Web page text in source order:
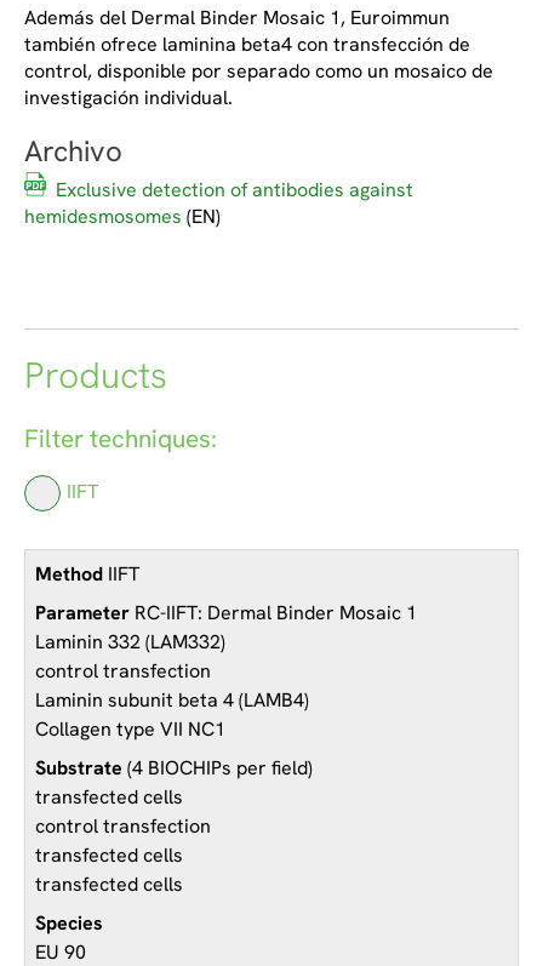
Además del Dermal Binder Mosaic 1, Euroimmun
también ofrece laminina beta4 con transfección de
control, disponible por separado como un mosaico de
investigación individual.
Archivo
Exclusive detection of antibodies against
hemidesmosomes (EN)
Products
Filter techniques:
IIFT
IIFT
RC-IIFT: Dermal Binder Mosaic 1
Laminin 332 (LAM332)
control transfection
Laminin subunit beta 4 (LAMB4)
Collagen type VII NC1
(4 BIOCHIPs per field)
transfected cells
control transfection
transfected cells
transfected cells
EU 90